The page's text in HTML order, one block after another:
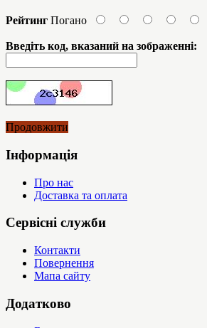
Рейтинг Погано
Введіть код, вказаний на зображенні:
Продовжити
Інформація
Про нас
Доставка та оплата
Сервісні служби
Контакти
Повернення
Мапа сайту
Додатково